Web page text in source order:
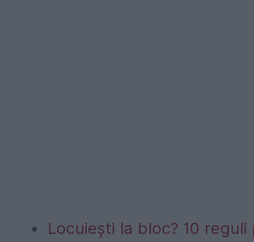
Locuiești la bloc? 10